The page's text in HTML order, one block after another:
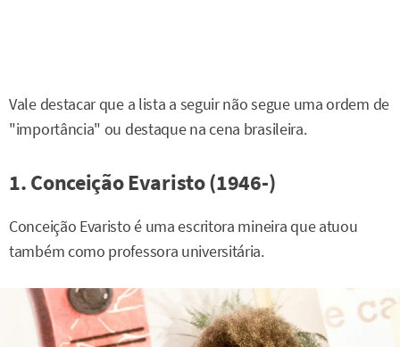
Vale destacar que a lista a seguir não segue uma ordem de
"importância" ou destaque na cena brasileira.
1. Conceição Evaristo (1946-)
Conceição Evaristo é uma escritora mineira que atuou
também como professora universitária.